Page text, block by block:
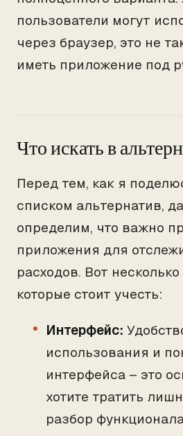
пользователи могут
через браузер, это не
иметь приложение под
Что искать в
Перед тем, как я
списком альтернатив,
определим, что важно
приложения для
расходов. Вот
которые стоит учесть:
Интерфейс:
использования и
интерфейса – это
хотите тратить
разбор